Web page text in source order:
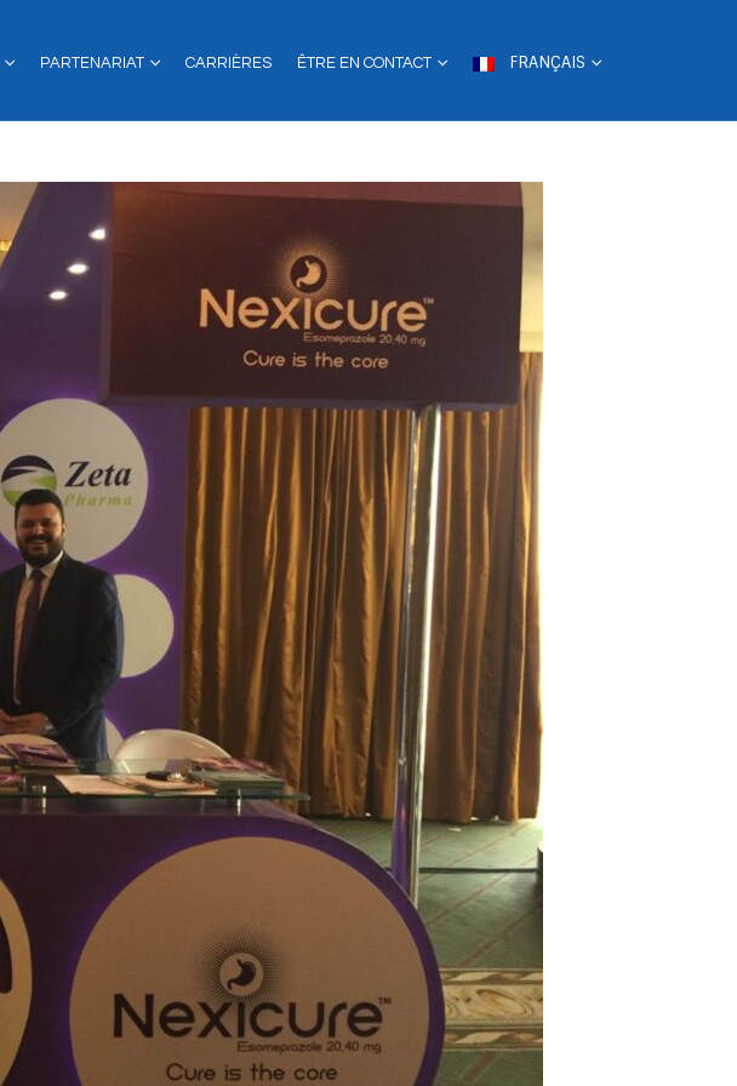
PARTENARIAT CARRIÈRES ÊTRE EN CONTACT FRANÇAIS